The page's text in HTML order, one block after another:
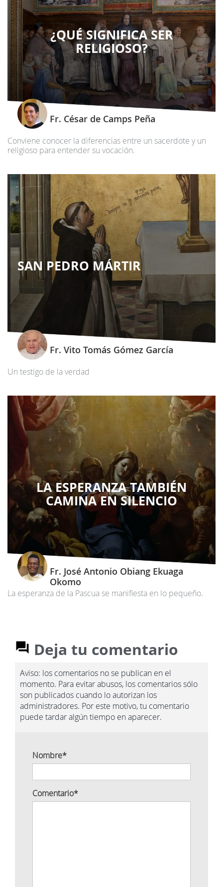
¿QUÉ SIGNIFICA SER
RELIGIOSO?
Fr. César de Camps Peña
Conviene conocer la diferencias entre un sacerdote y un
religioso para entender su vocación.
SAN PEDRO MÁRTIR
Fr. Vito Tomás Gómez García
Un testigo de la verdad
LA ESPERANZA TAMBIÉN
CAMINA EN SILENCIO
Fr. José Antonio Obiang Ekuaga
Okomo
La esperanza de la Pascua se manifiesta en lo pequeño.
Deja tu comentario
Aviso: los comentarios no se publican en el
momento. Para evitar abusos, los comentarios sólo
son publicados cuando lo autorizan los
administradores. Por este motivo, tu comentario
puede tardar algún tiempo en aparecer.
Nombre*
Comentario*